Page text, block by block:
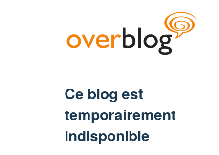
Ce blog est
temporairement
indisponible